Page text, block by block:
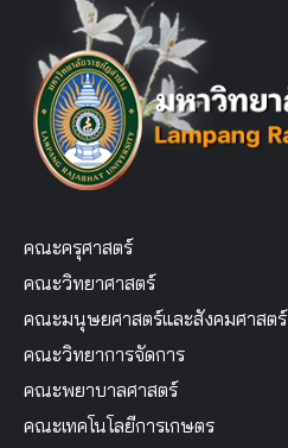
คณะครุศาสตร์
คณะวิทยาศาสตร์
คณะมนุษยศาสตร์และสังคมศาสตร์
คณะวิทยาการจัดการ
คณะพยาบาลศาสตร์
คณะเทคโนโลยีการเกษตร